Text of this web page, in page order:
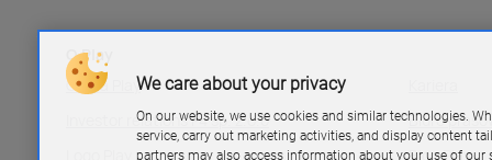
O Play
Grupa Play
Investor relations P4 sp. z.o.o
Biuro
Blog Play
We care about your privacy
On our website, we use cookies and similar technologies.
service, carry out marketing activities, and display content
partners may also access information about your use of